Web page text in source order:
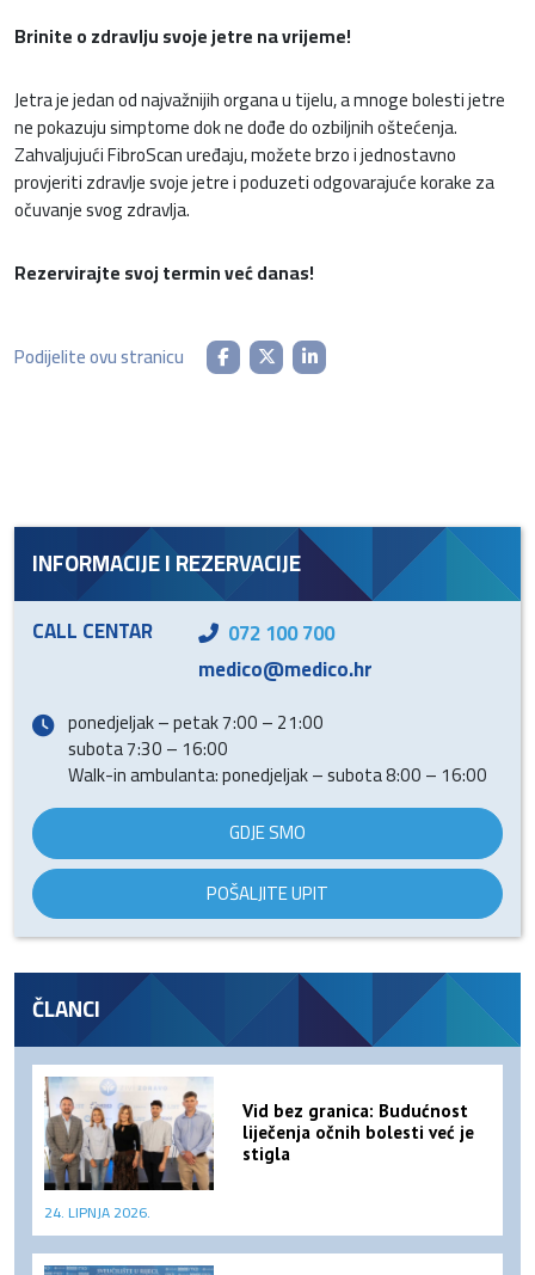
Brinite o zdravlju svoje jetre na vrijeme!
Jetra je jedan od najvažnijih organa u tijelu, a mnoge bolesti jetre
ne pokazuju simptome dok ne dođe do ozbiljnih oštećenja.
Zahvaljujući FibroScan uređaju, možete brzo i jednostavno
provjeriti zdravlje svoje jetre i poduzeti odgovarajuće korake za
očuvanje svog zdravlja.
Rezervirajte svoj termin već danas!
Podijelite ovu stranicu
INFORMACIJE I REZERVACIJE
CALL CENTAR
072 100 700
medico@medico.hr
ponedjeljak – petak 7:00 – 21:00
subota 7:30 – 16:00
Walk-in ambulanta: ponedjeljak – subota 8:00 – 16:00
GDJE SMO
POŠALJITE UPIT
ČLANCI
Vid bez granica: Budućnost
liječenja očnih bolesti već je
stigla
24. LIPNJA 2026.